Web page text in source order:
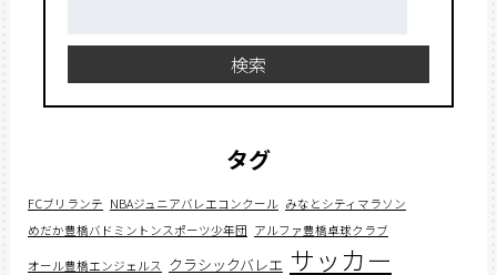
検索
タグ
FCブリランテ NBAジュニアバレエコンクール みなとシティマラソン
めだか豊橋バドミントンスポーツ少年団 アルファ豊橋卓球クラブ
オール豊橋エンジェルス クラシックバレエ サッカー